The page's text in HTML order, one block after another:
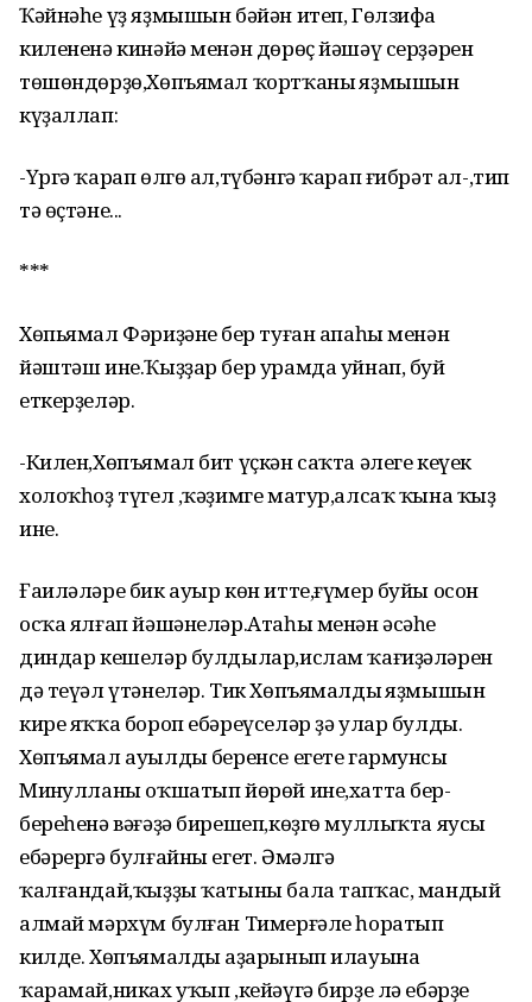
Ҡәйнәһе үҙ яҙмышын бәйән итеп, Гөлзифа
килененә кинәйә менән дөрөҫ йәшәү серҙәрен
төшөндөрҙө,Хөпъямал ҡортҡаның яҙмышын
күҙаллап:
-Үргә ҡарап өлгө ал,түбәнгә ҡарап ғибрәт ал-,тип
тә өҫтәне...
***
Хөпьямал Фәриҙәнең бер туған апаһы менән
йәштәш ине.Ҡыҙҙар бер урамда уйнап, буй
еткерҙеләр.
-Килен,Хөпъямал бит үҫкән саҡта әлеге кеүек
холоҡһоҙ түгел ,ҡәҙимге матур,алсаҡ ҡына ҡыҙ
ине.
Ғаиләләре бик ауыр көн итте,ғүмер буйы осон
осҡа ялғап йәшәнеләр.Атаһы менән әсәһе
диндар кешеләр булдылар,ислам ҡағиҙәләрен
дә теүәл үтәнеләр. Тик Хөпъямалдың яҙмышын
кире яҡҡа бороп ебәреүселәр ҙә улар булды.
Хөпъямал ауылдың беренсе егете гармунсы
Миңнулланы оҡшатып йөрөй ине,хатта бер-
береһенә вәғәҙә бирешеп,көҙгө муллыҡта яусы
ебәрергә булғайны егет. Әмәлгә
ҡалғандай,ҡыҙҙы ҡатыны бала тапҡас, мандый
алмай мәрхүм булған Тимерғәле һоратып
килде. Хөпъямалдың аҙарынып илауына
ҡарамай,никах уҡып ,кейәүгә бирҙе лә ебәрҙе